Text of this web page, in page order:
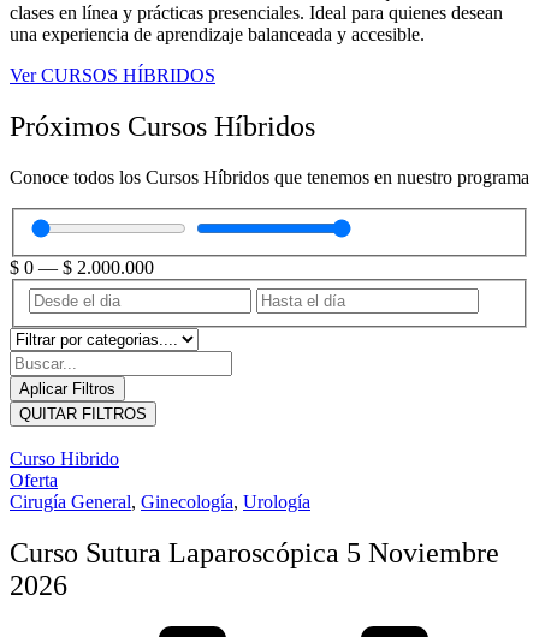
clases en línea y prácticas presenciales. Ideal para quienes desean
una experiencia de aprendizaje balanceada y accesible.
Ver CURSOS HÍBRIDOS
Próximos Cursos Híbridos
Conoce todos los Cursos Híbridos que tenemos en nuestro programa
$ 0 — $ 2.000.000
Aplicar Filtros
QUITAR FILTROS
Curso Hibrido
Oferta
Cirugía General, Ginecología, Urología
Curso Sutura Laparoscópica 5 Noviembre
2026